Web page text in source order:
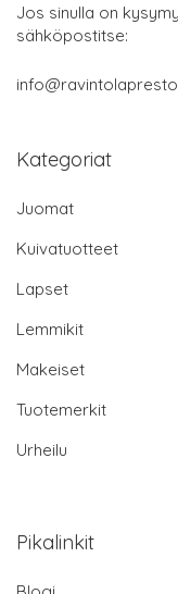
Jos sinulla on
sähköpostitse:
Kategoriat
Juomat
Kuivatuotteet
Lapset
Lemmikit
Makeiset
Tuotemerkit
Urheilu
Pikalinkit